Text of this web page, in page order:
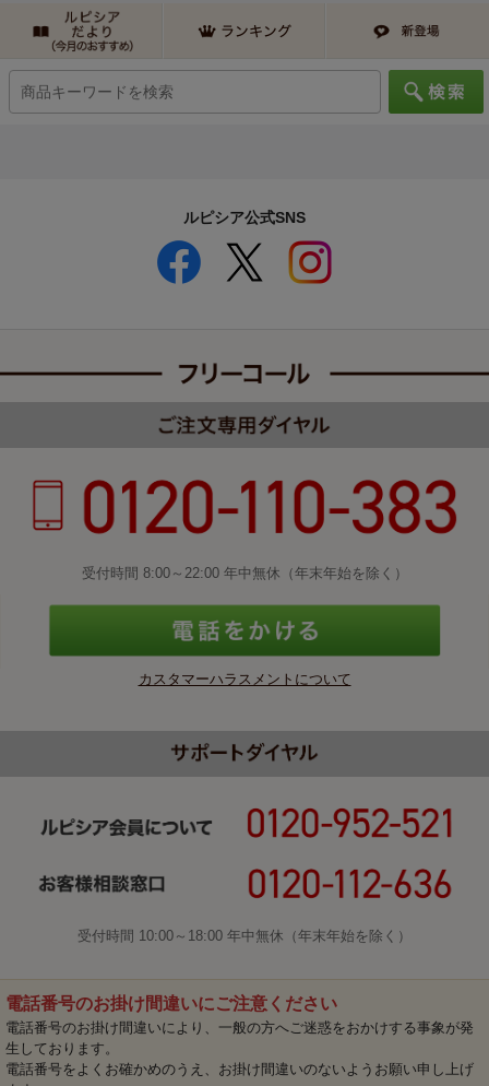
ルピシア公式SNS
受付時間 8:00～22:00 年中無休（年末年始を除く）
カスタマーハラスメントについて
受付時間 10:00～18:00 年中無休（年末年始を除く）
電話番号のお掛け間違いにご注意ください
電話番号のお掛け間違いにより、一般の方へご迷惑をおかけする事象が発
生しております。
電話番号をよくお確かめのうえ、お掛け間違いのないようお願い申し上げ